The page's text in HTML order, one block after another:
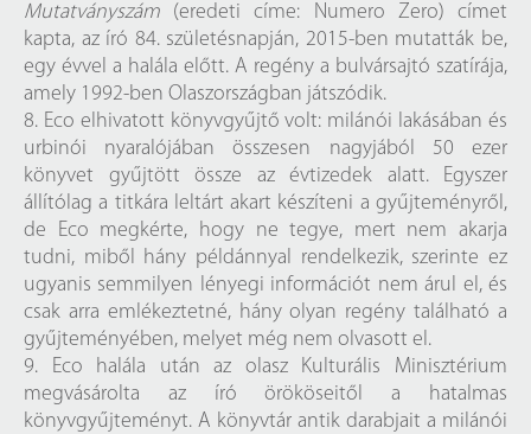
Mutatványszám (eredeti címe: Numero Zero) címet
kapta, az író 84. születésnapján, 2015-ben mutatták be,
egy évvel a halála előtt. A regény a bulvársajtó szatírája,
amely 1992-ben Olaszországban játszódik.
8. Eco elhivatott könyvgyűjtő volt: milánói lakásában és
urbinói nyaralójában összesen nagyjából 50 ezer
könyvet gyűjtött össze az évtizedek alatt. Egyszer
állítólag a titkára leltárt akart készíteni a gyűjteményről,
de Eco megkérte, hogy ne tegye, mert nem akarja
tudni, miből hány példánnyal rendelkezik, szerinte ez
ugyanis semmilyen lényegi információt nem árul el, és
csak arra emlékeztetné, hány olyan regény található a
gyűjteményében, melyet még nem olvasott el.
9. Eco halála után az olasz Kulturális Minisztérium
megvásárolta az író örököseitől a hatalmas
könyvgyűjteményt. A könyvtár antik darabjait a milánói